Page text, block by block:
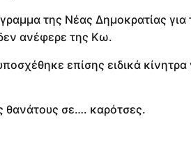
της Νέας Δημοκρατίας για
ανέφερε της Κω.
επίσης ειδικά κίνητρα
θανάτους σε…. καρότσες.